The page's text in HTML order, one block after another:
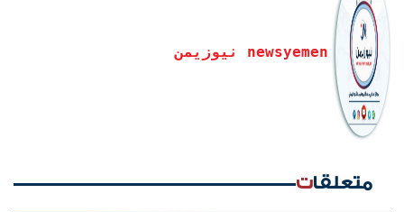
newsyemen نيوزيمن
متعلقات